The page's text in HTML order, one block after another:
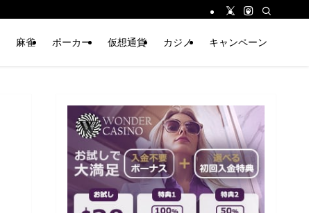
麻雀 ポーカー 仮想通貨 カジノ キャンペーン